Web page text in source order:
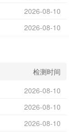
2026-08-10
2026-08-10
检测时间
2026-08-10
2026-08-10
2026-08-10